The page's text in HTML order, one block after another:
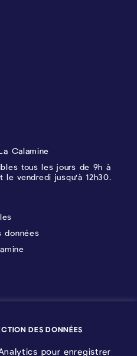
Calamine
tous les jours de 9h à
le vendredi jusqu'à 12h30.
MENTIONS
données
DES DONNÉES
pour enregistrer